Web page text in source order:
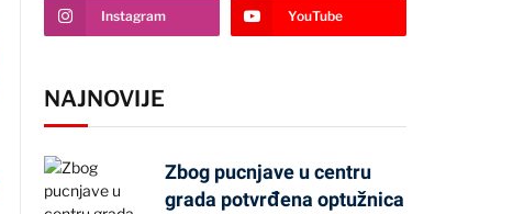
Instagram YouTube
NAJNOVIJE
Zbog pucnjave u centru
grada potvrđena optužnica